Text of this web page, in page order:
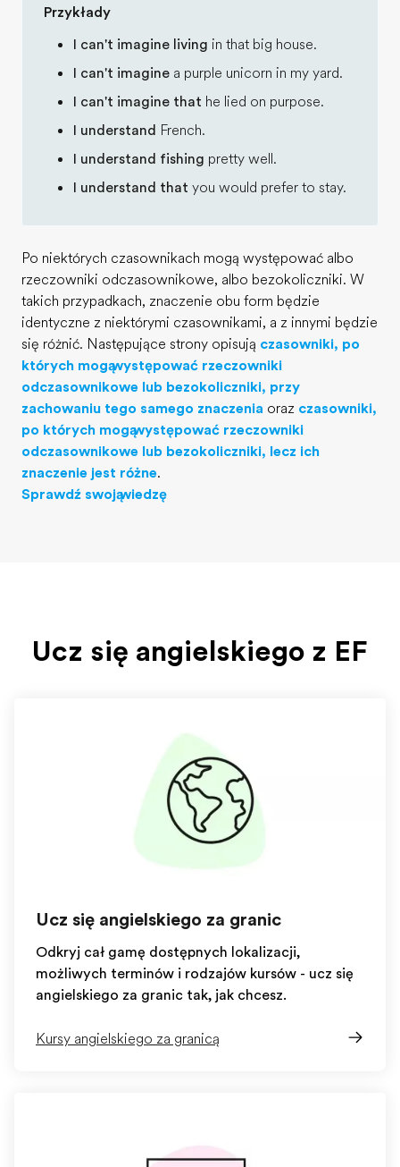
Przykłady
I can't imagine living in that big house.
I can't imagine a purple unicorn in my yard.
I can't imagine that he lied on purpose.
I understand French.
I understand fishing pretty well.
I understand that you would prefer to stay.
Po niektórych czasownikach mogą występować albo
rzeczowniki odczasownikowe, albo bezokoliczniki. W
takich przypadkach, znaczenie obu form będzie
identyczne z niektórymi czasownikami, a z innymi będzie
się różnić. Następujące strony opisują czasowniki, po
których mogą występować rzeczowniki
odczasownikowe lub bezokoliczniki, przy
zachowaniu tego samego znaczenia oraz czasowniki,
po których mogą występować rzeczowniki
odczasownikowe lub bezokoliczniki, lecz ich
znaczenie jest różne.
Sprawdź swoją wiedzę
Ucz się angielskiego z EF
Ucz się angielskiego za granicą
Odkryj całą gamę dostępnych lokalizacji,
możliwych terminów i rodzajów kursów - ucz się
angielskiego za granicą tak, jak chcesz.
Kursy angielskiego za granicą